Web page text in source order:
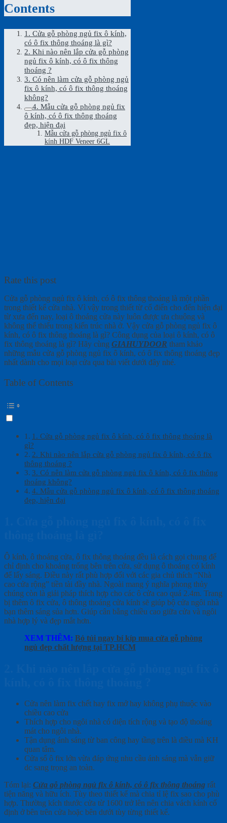
Contents
1. Cửa gỗ phòng ngủ fix ô kính,
có ô fix thông thoáng là gì?
2. Khi nào nên lắp cửa gỗ phòng
ngủ fix ô kính, có ô fix thông
thoáng ?
3. Có nên làm cửa gỗ phòng ngủ
fix ô kính, có ô fix thông thoáng
không?
4. Mẫu cửa gỗ phòng ngủ fix
ô kính, có ô fix thông thoáng
đẹp, hiện đại
Mẫu cửa gỗ phòng ngủ fix ô
kính HDF Veneer 6GL
Rate this post
Cửa gỗ phòng ngủ fix ô kính, có ô fix thông thoáng là một phần
trong thiết kế cửa nhà. Vì vậy trong thiết từ cổ điển cho đến hiện đại
từ xưa đến nay, loại ô thoáng cửa này luôn được ưa chuộng và
không thể thiếu trong kiến trúc nhà ở. Vậy cửa gỗ phòng ngủ fix ô
kính, có ô fix thông thoáng là gì? Công dụng của loại ô kính, có ô
fix thông thoáng là gì? Hãy cùng GIAHUYDOOR tham khảo
những mẫu cửa gỗ phòng ngủ fix ô kính, có ô fix thông thoáng đẹp
nhất dành cho mọi loại cửa qua bài viết dưới đây nhé.
Table of Contents
1. Cửa gỗ phòng ngủ fix ô kính, có ô fix thông thoáng là
gì?
2. Khi nào nên lắp cửa gỗ phòng ngủ fix ô kính, có ô fix
thông thoáng ?
3. Có nên làm cửa gỗ phòng ngủ fix ô kính, có ô fix thông
thoáng không?
4. Mẫu cửa gỗ phòng ngủ fix ô kính, có ô fix thông thoáng
đẹp, hiện đại
Ô kính, ô thoáng cửa, ô fix thông thoáng đều là cách gọi chung để
chỉ định cho khoảng trống bên trên cửa, sử dụng ô thoáng có kính
để lấy sáng. Điều này rất phù hợp đối với các gia chủ thích “Nhà
cao cửa rộng” tiền tài đầy nhà. Ngoài mang ý nghĩa phong thủy
chúng còn là giải pháp thích hợp cho các ô cửa cao quá 2.4m. Trang
bị thêm ô fix cửa, ô thông thoáng cửa kính sẽ giúp bộ cửa ngôi nhà
bạn thêm sáng sủa hơn. Giúp cân bằng chiều cao giữa cửa và ngôi
nhà hợp lý và đẹp mắt hơn.
XEM THÊM: Bỏ túi ngay bí kíp mua cửa gỗ phòng
ngủ đẹp chất lượng tại TP.HCM
Cửa nên làm fix chết hay fix mở hay không phụ thuộc vào
chiều cao cửa
Thích hợp cho ngôi nhà có diện tích rộng và tạo độ thoáng
mát cho ngôi nhà.
Tận dụng ánh sáng từ ban công hay tầng trên là điều mà KH
quan tâm.
Cửa sổ ô fix lớn vừa đáp ứng nhu cầu ánh sáng mà vẫn giữ
dc sang trọng an toàn.
Tóm lại: Cửa gỗ phòng ngủ fix ô kính, có ô fix thông thoáng rất
tiện năng và hữu ích. Tùy theo thiết kế mà chia tỉ lệ fix sao cho phù
hợp. Thường kích thước cửa từ 1600 trở lên nên chia vách kính cố
định ở bên trên cửa hoặc bên dưới tùy từng thiết kế.